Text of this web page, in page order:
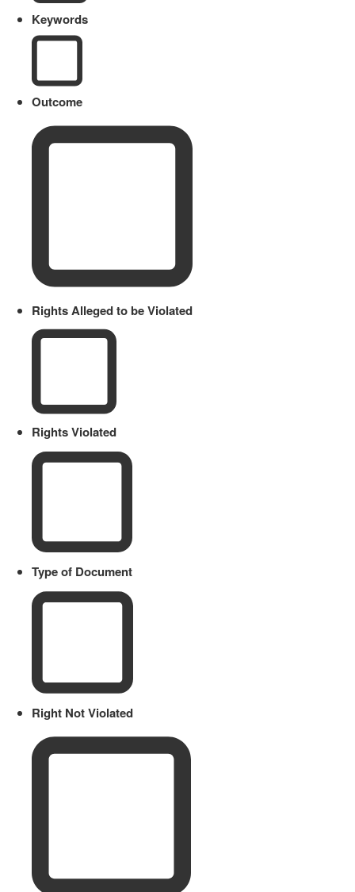
Keywords
Outcome
Rights Alleged to be Violated
Rights Violated
Type of Document
Right Not Violated